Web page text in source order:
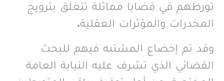
تورطهم في قضايا مماثلة تتعلق بترويج
المخدرات والمؤثرات العقلية.
وقد تم إخضاع المشتبه فيهم للبحث
القضائي الذي تشرف عليه النيابة العامة